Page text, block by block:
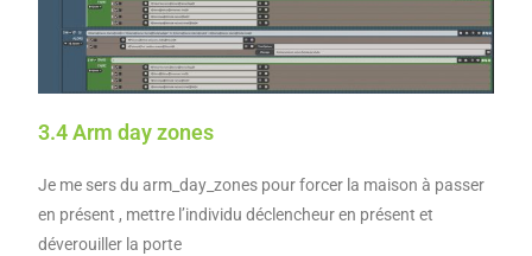
3.4 Arm day zones
Je me sers du arm_day_zones pour forcer la maison à passer
en présent , mettre l’individu déclencheur en présent et
déverouiller la porte